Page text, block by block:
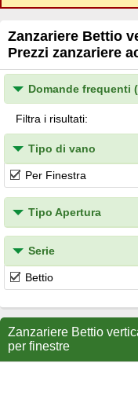
Zanzariere Bettio
Prezzi zanzariere
Domande frequenti
Filtra i risultati:
Tipo di vano
Per Finestra
Tipo Apertura
Serie
Bettio
Zanzariere Bettio
per finestre